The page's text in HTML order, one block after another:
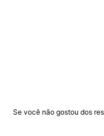
Se você não gostou dos